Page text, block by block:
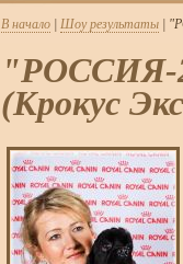
В начало Шоу результаты |
"РОССИЯ-
(Крокус